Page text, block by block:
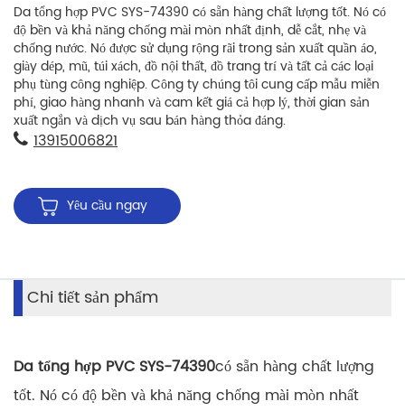
Da tổng hợp PVC SYS-74390 có sẵn hàng chất lượng tốt. Nó có
độ bền và khả năng chống mài mòn nhất định, dễ cắt, nhẹ và
chống nước. Nó được sử dụng rộng rãi trong sản xuất quần áo,
giày dép, mũ, túi xách, đồ nội thất, đồ trang trí và tất cả các loại
phụ tùng công nghiệp. Công ty chúng tôi cung cấp mẫu miễn
phí, giao hàng nhanh và cam kết giá cả hợp lý, thời gian sản
xuất ngắn và dịch vụ sau bán hàng thỏa đáng.
13915006821
Yêu cầu ngay
Chi tiết sản phẩm
Da tổng hợp PVC SYS-74390có sẵn hàng chất lượng
tốt. Nó có độ bền và khả năng chống mài mòn nhất